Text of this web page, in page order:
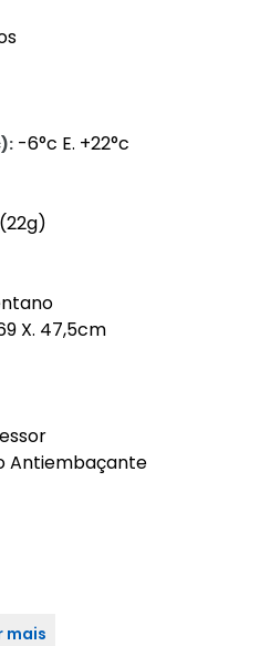
-6°c E. +22°c
X. 47,5cm
Antiembaçante
mais